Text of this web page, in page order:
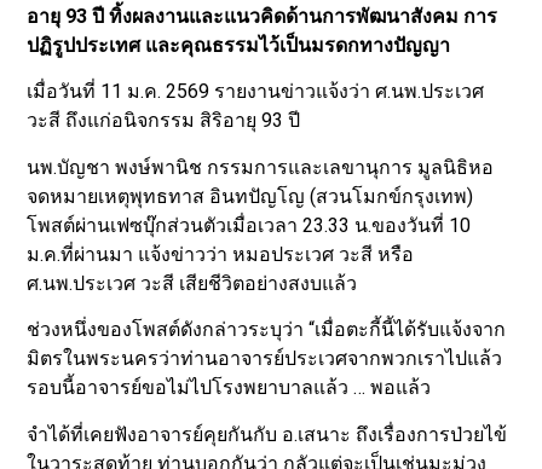
อายุ 93 ปี ทิ้งผลงานและแนวคิดด้านการพัฒนาสังคม การ
ปฏิรูปประเทศ และคุณธรรมไว้เป็นมรดกทางปัญญา
เมื่อวันที่ 11 ม.ค. 2569 รายงานข่าวแจ้งว่า ศ.นพ.ประเวศ
วะสี ถึงแก่อนิจกรรม สิริอายุ 93 ปี
นพ.บัญชา พงษ์พานิช กรรมการและเลขานุการ มูลนิธิหอ
จดหมายเหตุพุทธทาส อินทปัญโญ (สวนโมกข์กรุงเทพ)
โพสต์ผ่านเฟซบุ๊กส่วนตัวเมื่อเวลา 23.33 น.ของวันที่ 10
ม.ค.ที่ผ่านมา แจ้งข่าวว่า หมอประเวศ วะสี หรือ
ศ.นพ.ประเวศ วะสี เสียชีวิตอย่างสงบแล้ว
ช่วงหนึ่งของโพสต์ดังกล่าวระบุว่า “เมื่อตะกี้นี้ได้รับแจ้งจาก
มิตรในพระนครว่าท่านอาจารย์ประเวศจากพวกเราไปแล้ว
รอบนี้อาจารย์ขอไม่ไปโรงพยาบาลแล้ว … พอแล้ว
จำได้ที่เคยฟังอาจารย์คุยกันกับ อ.เสนาะ ถึงเรื่องการป่วยไข้
ในวาระสุดท้าย ท่านบอกกันว่า กลัวแต่จะเป็นเช่นมะม่วง